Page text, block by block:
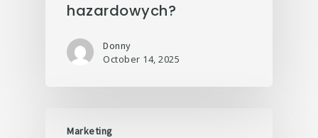
hazardowych?
Donny
October 14, 2025
Marketing